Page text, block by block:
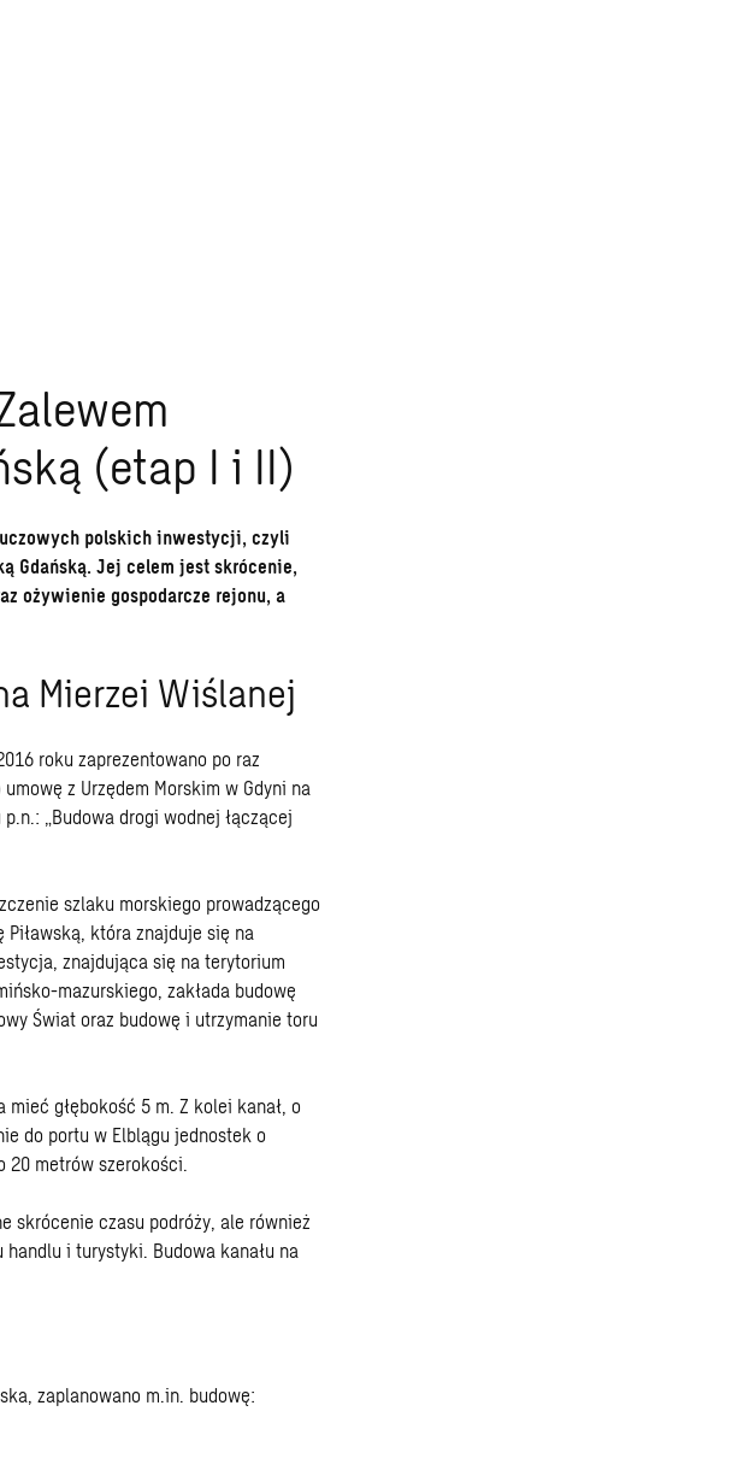
(etap I i II)
polskich inwestycji, czyli
Gdańską. Jej celem jest skrócenie,
ożywienie gospodarcze rejonu, a
Mierzei Wiślanej
roku zaprezentowano po raz
z Urzędem Morskim w Gdyni na
„Budowa drogi wodnej łączącej
szlaku morskiego prowadzącego
Piławską, która znajduje się na
znajdująca się na terytorium
mazurskiego, zakłada budowę
Świat oraz budowę i utrzymanie toru
głębokość 5 m. Z kolei kanał, o
do portu w Elblągu jednostek o
20 metrów szerokości.
skrócenie czasu podróży, ale również
i turystyki. Budowa kanału na
zaplanowano m.in. budowę: